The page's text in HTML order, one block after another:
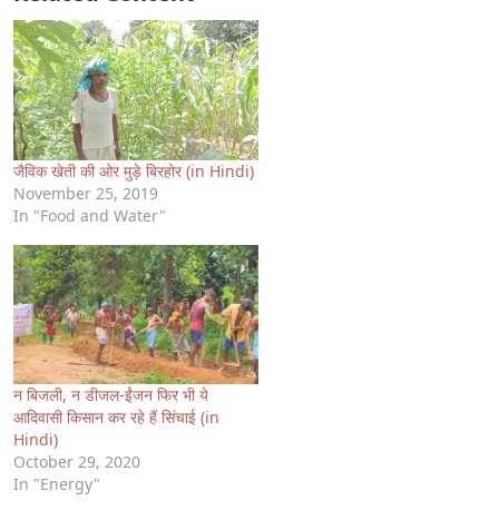
जैविक खेती की ओर मुड़े बिरहोर (in Hindi)
November 25, 2019
In "Food and Water"
न बिजली, न डीजल-ईंजन फिर भी ये
आदिवासी किसान कर रहे हैं सिंचाई (in
Hindi)
October 29, 2020
In "Energy"